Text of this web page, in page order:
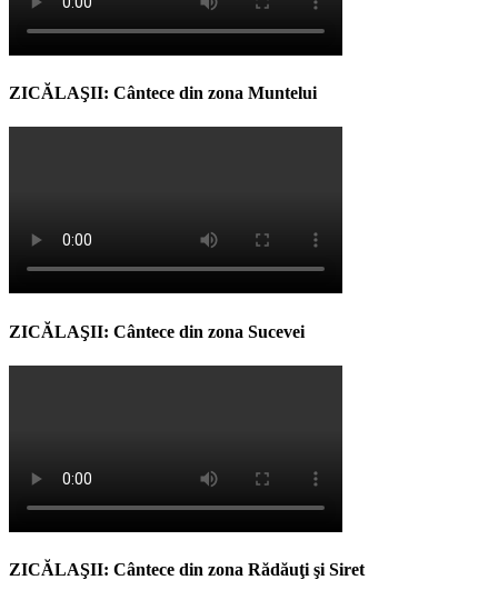
ZICĂLAŞII: Cântece din zona Muntelui
ZICĂLAŞII: Cântece din zona Sucevei
ZICĂLAŞII: Cântece din zona Rădăuţi şi Siret